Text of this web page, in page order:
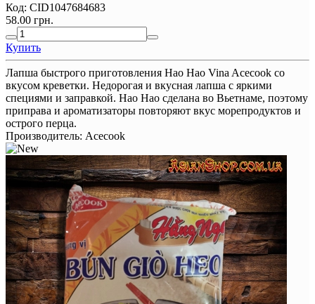
Код: CID1047684683
58.00 грн.
Купить
Лапша быстрого приготовления Hao Hao Vina Acecook со
вкусом креветки. Недорогая и вкусная лапша с яркими
специями и заправкой. Hao Hao сделана во Вьетнаме, поэтому
приправа и ароматизаторы повторяют вкус морепродуктов и
острого перца.
Производитель: Acecook